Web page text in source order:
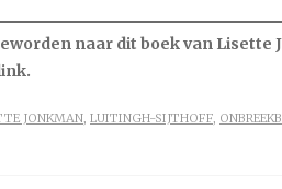
naar dit boek van Lisette
JONKMAN, LUITINGH-SIJTHOFF,